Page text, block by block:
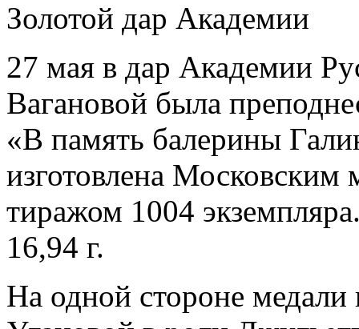
Золотой дар Академии
27 мая в дар Академии
Вагановой была
«В память балерины
изготовлена
тиражом 1004
16,94 г.
На одной стороне